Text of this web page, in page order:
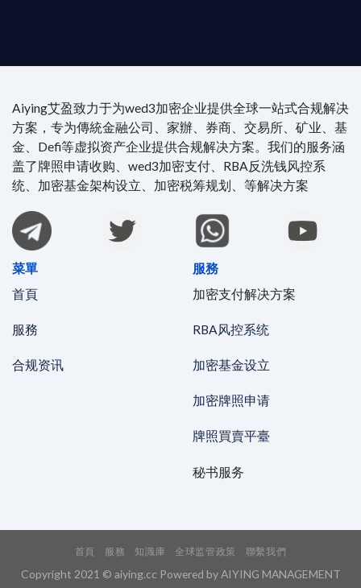
Aiying艾盈致力于为wed3加密企业提供全球一站式合规解决
方案，专为傳統金融公司、家辦、券商、交易所、矿业、基
金、Defi等虚拟资产企业提供合规解决方案。我们的服务涵
盖了牌照申请收购、wed3加密支付、RBA反洗钱风控系
统、加密基金架构设立、加密税筹规划、等解决方案
菜單
首頁
服務
合规资讯
服務
加密支付解决方案
RBA风控系统
加密基金设立
加密牌照申请
牌照買賣平臺
秘书服务
首頁 服務 知識庫 全球监管政策 聯繫我們
Copyright 2021 © aiying.cc Powered by AIYING MANAGEMENT